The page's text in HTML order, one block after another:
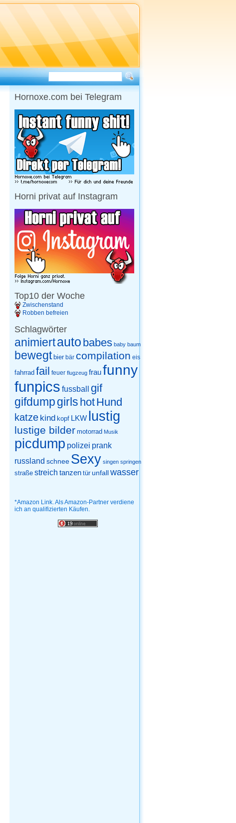
Hornoxe.com bei Telegram
Horni privat auf Instagram
Top10 der Woche
Zwischenstand
Robben befreien
Schlagwörter
animiertauto babes baby baum
bewegt bier bär compilation eis
fahrrad fail feuer flugzeug fraufunny
funpics fussball gif
gifdump girls hotHund
katze kind kopf LKW lustig
lustige bilder motorrad Musik
picdump polizei prank
russland schnee Sexy singen springen
straße streich tanzen tür unfallwasser
*Amazon Link. Als Amazon-Partner verdiene
ich an qualifizierten Käufen.